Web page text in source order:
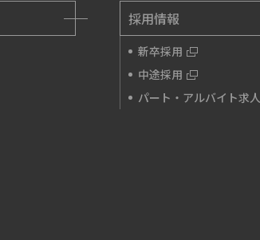
採用情報
新卒採用
中途採用
パート・アルバイト求人